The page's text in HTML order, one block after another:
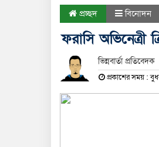
প্রচ্ছদ বিনোদন
ফরাসি
ভিন্নবার্তা প্রতিবেদক
প্রকাশের সময় :